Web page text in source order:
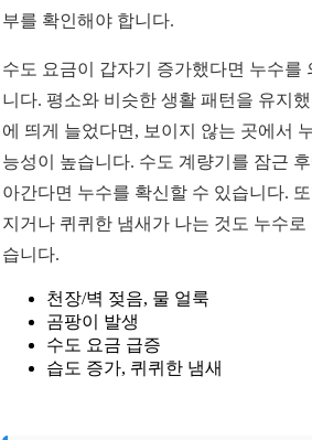
부를 확인해야 합니다.
수도 요금이 갑자기 증가했다면 누수를
니다. 평소와 비슷한 생활 패턴을 유지
에 띄게 늘었다면, 보이지 않는 곳에서
능성이 높습니다. 수도 계량기를 잠근
아간다면 누수를 확신할 수 있습니다.
지거나 퀴퀴한 냄새가 나는 것도 누수
습니다.
천장/벽 젖음, 물 얼룩
곰팡이 발생
수도 요금 급증
습도 증가, 퀴퀴한 냄새